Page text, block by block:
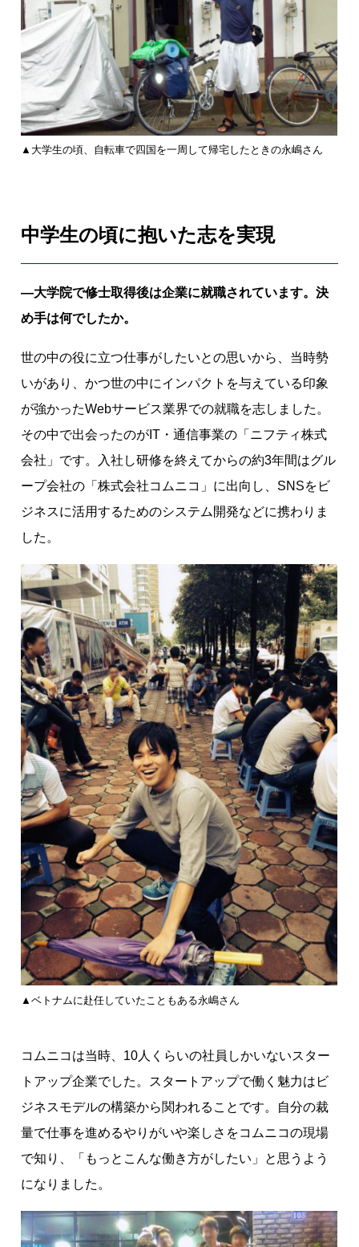
▲大学生の頃、自転車で四国を一周して帰宅したときの永嶋さん
中学生の頃に抱いた志を実現
―大学院で修士取得後は企業に就職されています。決
め手は何でしたか。
世の中の役に立つ仕事がしたいとの思いから、当時勢
いがあり、かつ世の中にインパクトを与えている印象
が強かったWebサービス業界での就職を志しました。
その中で出会ったのがIT・通信事業の「ニフティ株式
会社」です。入社し研修を終えてからの約3年間はグル
ープ会社の「株式会社コムニコ」に出向し、SNSをビ
ジネスに活用するためのシステム開発などに携わりま
した。
▲ベトナムに赴任していたこともある永嶋さん
コムニコは当時、10人くらいの社員しかいないスター
トアップ企業でした。スタートアップで働く魅力はビ
ジネスモデルの構築から関われることです。自分の裁
量で仕事を進めるやりがいや楽しさをコムニコの現場
で知り、「もっとこんな働き方がしたい」と思うよう
になりました。